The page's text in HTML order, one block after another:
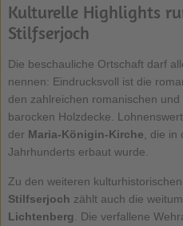
Kulturelle Highlights
Stilfserjoch
Die beschauliche Ortschaft darf
nennen: Eindrucksvoll ist die
den zahlreichen romanischen
barocken Holzdecke.
der Maria-Königin-Kirche, die in
Jahrhunderts erbaut wurde.
Zu den weiteren
Stilfserjoch zählt auch die
Lichtenberg. Die verfallene